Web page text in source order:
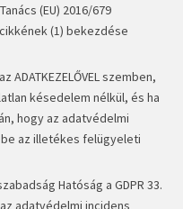
(EU) 2016/679
(1) bekezdése
ADATKEZELŐVEL szemben,
késedelem nélkül, és ha
hogy az adatvédelmi
az illetékes felügyeleti
Hatóság a GDPR 33.
adatvédelmi incidens